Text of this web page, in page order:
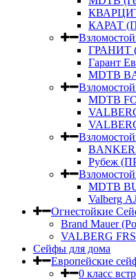
КАРАТ
ГРАНИТ
Гарант
MDTB
MDTB
Рубеж
MDTB
Valberg
Огнестойкие
Brand Mauer
VALBERG
Сейфы для дома
Европейские
0 класс